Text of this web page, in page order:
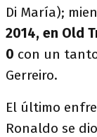
Di María);
2014, en Old
0 con un
Gerreiro.
El último
Ronaldo se